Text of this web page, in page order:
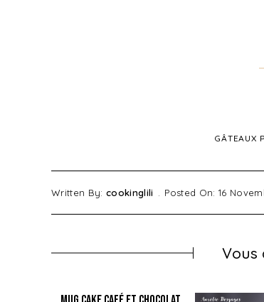
GÂTEAUX
Written By: cookinglili Posted On: 16
Vous